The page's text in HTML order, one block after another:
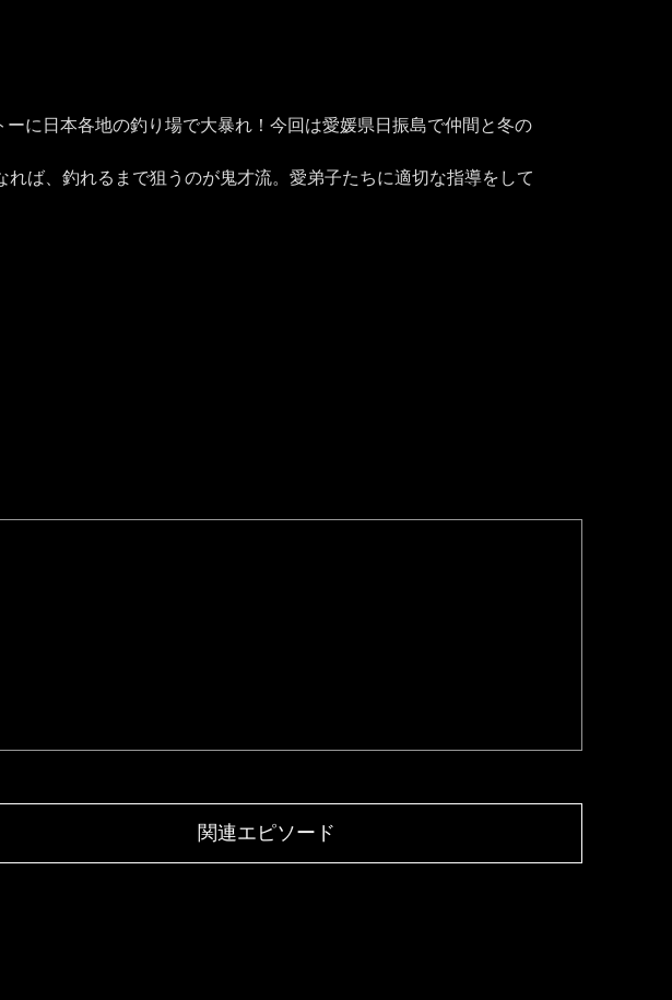
に日本各地の釣り場で大暴れ！今回は愛媛県日振島で仲間と冬の
ば、釣れるまで狙うのが鬼才流。愛弟子たちに適切な指導をして
関連エピソード